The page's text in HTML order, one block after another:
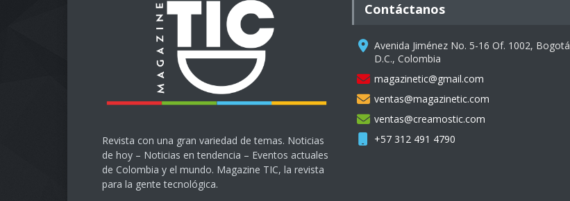
Revista con una gran variedad de temas. Noticias
de hoy – Noticias en tendencia – Eventos actuales
de Colombia y el mundo. Magazine TIC, la revista
para la gente tecnológica.
Contáctanos
Avenida Jiménez No. 5-16 Of. 1002, Bogotá
D.C., Colombia
magazinetic@gmail.com
ventas@magazinetic.com
ventas@creamostic.com
+57 312 491 4790